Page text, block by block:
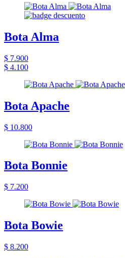
Bota Alma
$ 7.900
$ 4.100
Bota Apache
$ 10.800
Bota Bonnie
$ 7.200
Bota Bowie
$ 8.200